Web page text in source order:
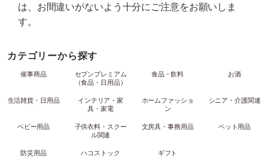
は、お間違いがないよう十分にご注意をお願いしま
す。
カテゴリーから探す
催事商品
セブンプレミアム
（食品・日用品）
食品・飲料 お酒
生活雑貨・日用品
インテリア・家
具・家電
ホームファッショ
ン
シニア・介護関連
ベビー用品
子供衣料・スクー
ル関連
文房具・事務用品 ペット用品
防災用品 ハコストック ギフト